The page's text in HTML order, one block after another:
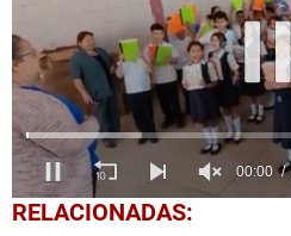
0
seconds
RELACIONADAS: